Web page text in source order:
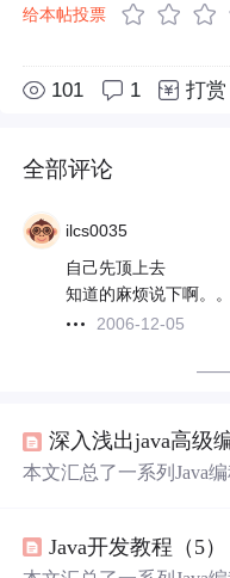
给本帖投票
101 1 打赏
全部评论
ilcs0035
自己先顶上去
知道的麻烦说下啊。
2006-12-05
深入浅出java高级
本文汇总了一系列Java
容。Java开发教程（5）